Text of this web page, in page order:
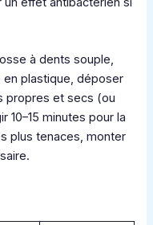
à dents souple,
en plastique, déposer
propres et secs (ou
10–15 minutes pour la
plus tenaces, monter